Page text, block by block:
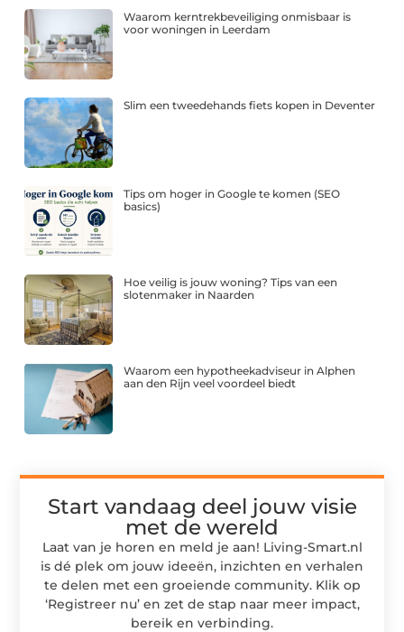
Waarom kerntrekbeveiliging onmisbaar is
voor woningen in Leerdam
Slim een tweedehands fiets kopen in Deventer
Tips om hoger in Google te komen (SEO
basics)
Hoe veilig is jouw woning? Tips van een
slotenmaker in Naarden
Waarom een hypotheekadviseur in Alphen
aan den Rijn veel voordeel biedt
Start vandaag deel jouw visie
met de wereld
Laat van je horen en meld je aan! Living-Smart.nl
is dé plek om jouw ideeën, inzichten en verhalen
te delen met een groeiende community. Klik op
‘Registreer nu’ en zet de stap naar meer impact,
bereik en verbinding.